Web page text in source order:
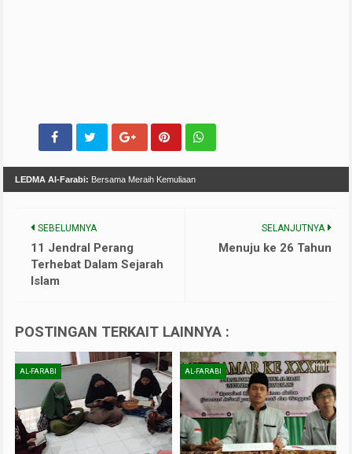
LEDMA Al-Farabi: Bersama Meraih Kemuliaan
SELANJUTNYA
Menuju ke 26 Tahun
SEBELUMNYA
11 Jendral Perang
Terhebat Dalam Sejarah
Islam
POSTINGAN TERKAIT LAINNYA :
AL-FARABI AL-FARABI